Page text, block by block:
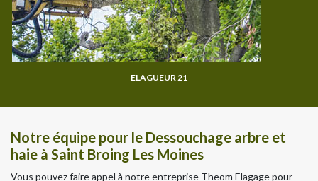
ELAGUEUR 21
Notre équipe pour le Dessouchage arbre et
haie à Saint Broing Les Moines
Vous pouvez faire appel à notre entreprise Theom Elagage pour